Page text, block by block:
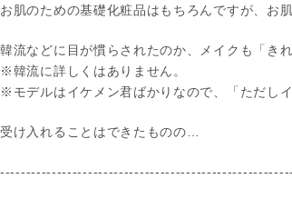
お肌のための基礎化粧品はもちろんですが、お
韓流などに目が慣らされたのか、メイクも「き
※韓流に詳しくはありません。
※モデルはイケメン君ばかりなので、「ただし
受け入れることはできたものの…